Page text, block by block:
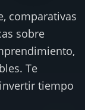
comparativas
sobre
Te
tiempo